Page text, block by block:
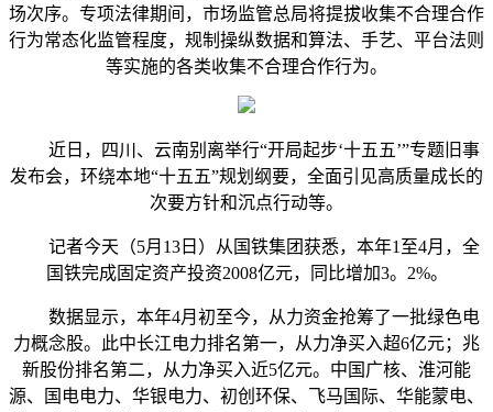
场次序。专项法律期间，市场监管总局将提拔收集不合理合作
行为常态化监管程度，规制操纵数据和算法、手艺、平台法则
等实施的各类收集不合理合作行为。
近日，四川、云南别离举行“开局起步‘十五五’”专题旧事
发布会，环绕本地“十五五”规划纲要，全面引见高质量成长的
次要方针和沉点行动等。
记者今天（5月13日）从国铁集团获悉，本年1至4月，全
国铁完成固定资产投资2008亿元，同比增加3。2%。
数据显示，本年4月初至今，从力资金抢筹了一批绿色电
力概念股。此中长江电力排名第一，从力净买入超6亿元；兆
新股份排名第二，从力净买入近5亿元。中国广核、淮河能
源、国电电力、华银电力、初创环保、飞马国际、华能蒙电、